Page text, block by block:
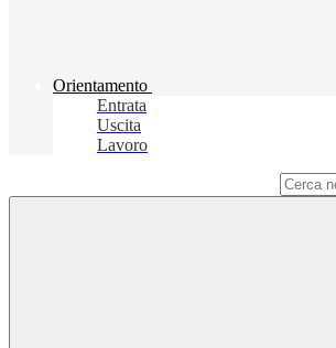
Orientamento
Entrata
Uscita
Lavoro